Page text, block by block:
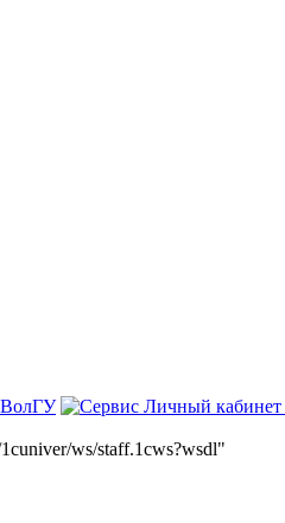
ВолГУ
ws/staff.1cws?wsdl"